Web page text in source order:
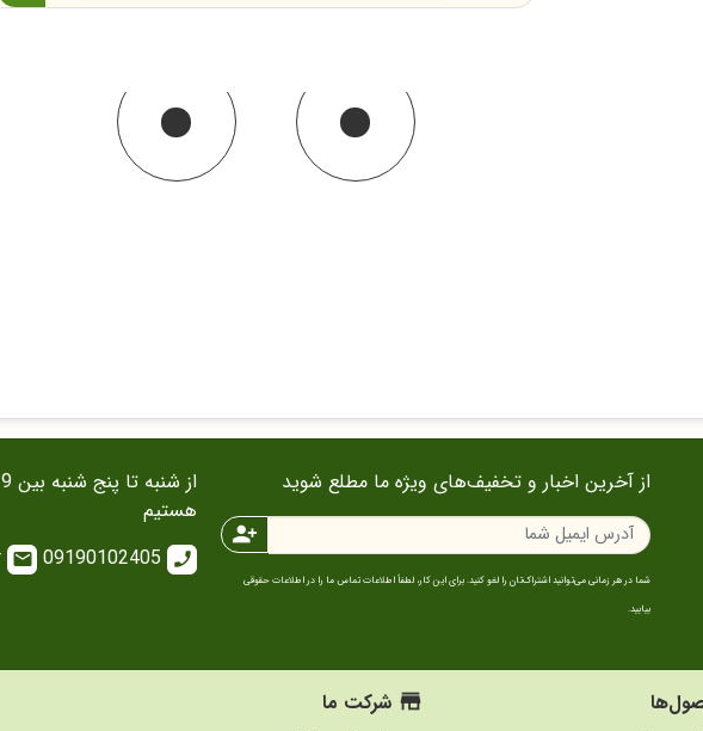
از آخرین اخبار و تخفیف‌های ویژه ما مطلع شوید
person_add
شما در هر زمانی می‌توانید اشتراک‌تان را لغو کنید. برای این کار، لطفاً اطلاعات تماس ما را در اطلاعات حقوقی
بیابید.
هستیم
call
09190102405
email
store شرکت ما